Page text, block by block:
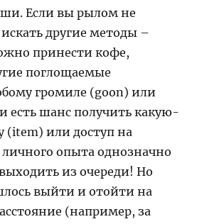
Если вы рылом не
другие методы –
принести кофе,
поглощаемые
громиле (goon) или
есть шанс получить какую-
(item) или доступ на
опыта однозначно
из очереди! Но
выйти и отойти на
(например, за